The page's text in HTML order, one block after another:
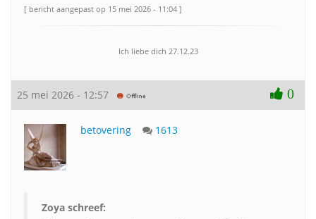
[ bericht aangepast op 15 mei 2026 - 11:04 ]
Ich liebe dich 27.12.23
25 mei 2026 - 12:57 0
betovering 1613
Zoya schreef: